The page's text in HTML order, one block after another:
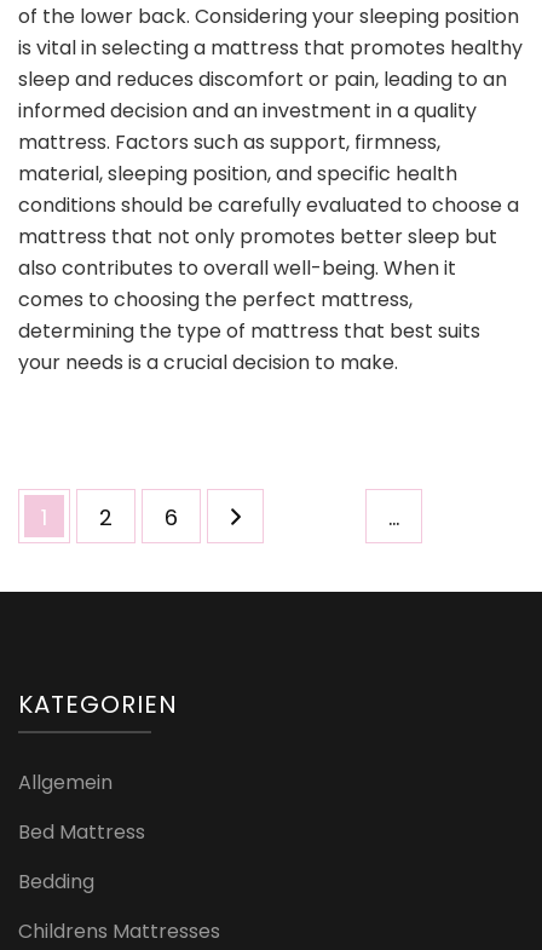
of the lower back. Considering your sleeping position
is vital in selecting a mattress that promotes healthy
sleep and reduces discomfort or pain, leading to an
informed decision and an investment in a quality
mattress. Factors such as support, firmness,
material, sleeping position, and specific health
conditions should be carefully evaluated to choose a
mattress that not only promotes better sleep but
also contributes to overall well-being. When it
comes to choosing the perfect mattress,
determining the type of mattress that best suits
your needs is a crucial decision to make.
Seitennummerierung
der
Seite
1 Seite
2 …
Seite
6
KATEGORIEN
Allgemein
Bed Mattress
Bedding
Childrens Mattresses